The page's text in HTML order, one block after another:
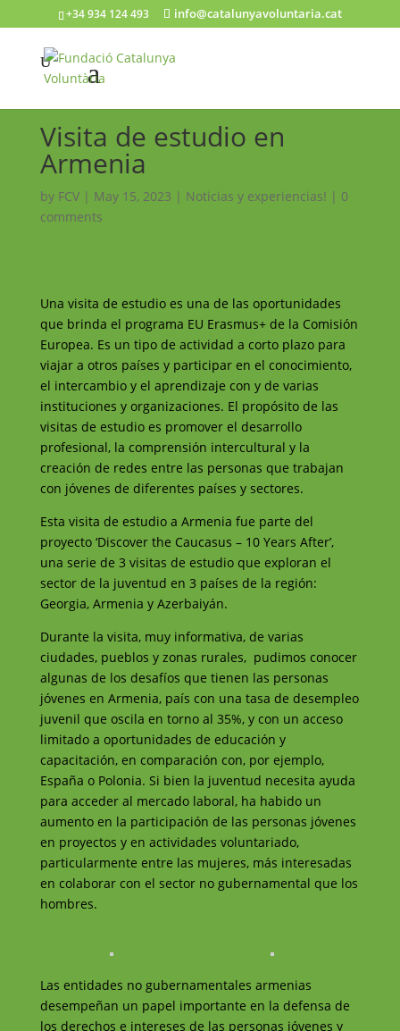
+34 934 124 493 info@catalunyavoluntaria.cat
Visita de estudio en
Armenia
by FCV| May 15, 2023 | Noticias y experiencias! | 0
comments
Una visita de estudio es una de las oportunidades
que brinda el programa EU Erasmus+ de la Comisión
Europea. Es un tipo de actividad a corto plazo para
viajar a otros países y participar en el conocimiento,
el intercambio y el aprendizaje con y de varias
instituciones y organizaciones. El propósito de las
visitas de estudio es promover el desarrollo
profesional, la comprensión intercultural y la
creación de redes entre las personas que trabajan
con jóvenes de diferentes países y sectores.
Esta visita de estudio a Armenia fue parte del
proyecto ‘Discover the Caucasus – 10 Years After’,
una serie de 3 visitas de estudio que exploran el
sector de la juventud en 3 países de la región:
Georgia, Armenia y Azerbaiyán.
Durante la visita, muy informativa, de varias
ciudades, pueblos y zonas rurales, pudimos conocer
algunas de los desafíos que tienen las personas
jóvenes en Armenia, país con una tasa de desempleo
juvenil que oscila en torno al 35%, y con un acceso
limitado a oportunidades de educación y
capacitación, en comparación con, por ejemplo,
España o Polonia. Si bien la juventud necesita ayuda
para acceder al mercado laboral, ha habido un
aumento en la participación de las personas jóvenes
en proyectos y en actividades voluntariado,
particularmente entre las mujeres, más interesadas
en colaborar con el sector no gubernamental que los
hombres.
Las entidades no gubernamentales armenias
desempeñan un papel importante en la defensa de
los derechos e intereses de las personas jóvenes y